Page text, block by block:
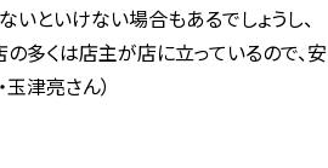
といけない場合もあるでしょうし、
多くは店主が店に立っているので、安
津亮さん）